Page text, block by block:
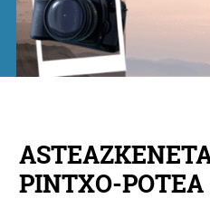
PINTXO-POTEA